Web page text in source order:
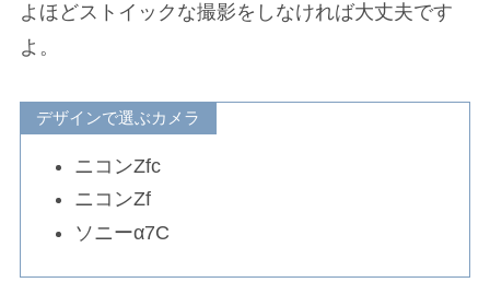
よほどストイックな撮影をしなければ大丈夫です
よ。
デザインで選ぶカメラ
ニコンZfc
ニコンZf
ソニーα7C